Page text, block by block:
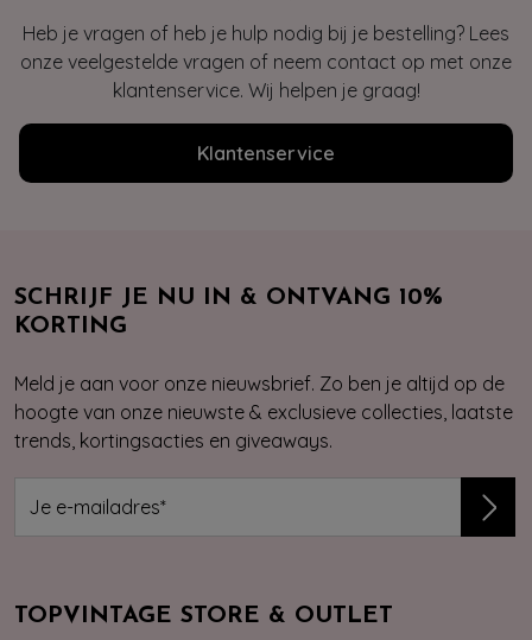
Heb je vragen of heb je hulp nodig bij je bestelling? Lees
onze veelgestelde vragen of neem contact op met onze
klantenservice. Wij helpen je graag!
Klantenservice
SCHRIJF JE NU IN & ONTVANG 10%
KORTING
Meld je aan voor onze nieuwsbrief. Zo ben je altijd op de
hoogte van onze nieuwste & exclusieve collecties, laatste
trends, kortingsacties en giveaways.
TOPVINTAGE STORE & OUTLET